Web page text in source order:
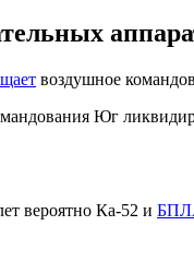
воздушное
Юг
вероятно Ка-52 и